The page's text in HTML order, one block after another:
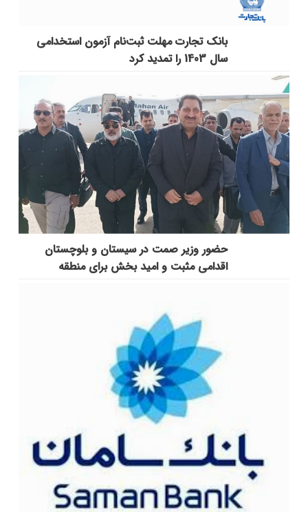
بانک تجارت مهلت ثبت‌نام آزمون استخدامی
سال 1403 را تمدید کرد
حضور وزیر صمت در سیستان و بلوچستان
اقدامی مثبت و امید بخش برای منطقه